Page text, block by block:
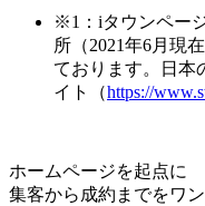
※1：iタウンペー
所（2021年6月現
ております。日本
イト（https://
ホームページを起点に
集客から成約までをワ